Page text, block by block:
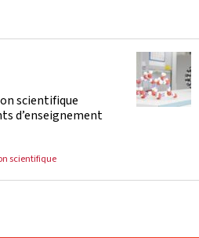
scientifique
d’enseignement
scientifique